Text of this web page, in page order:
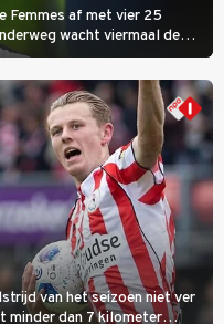
Femmes af met vier 25
wacht viermaal de
des Anglais krijgt
van het seizoen niet ver
minder dan 7 kilometer